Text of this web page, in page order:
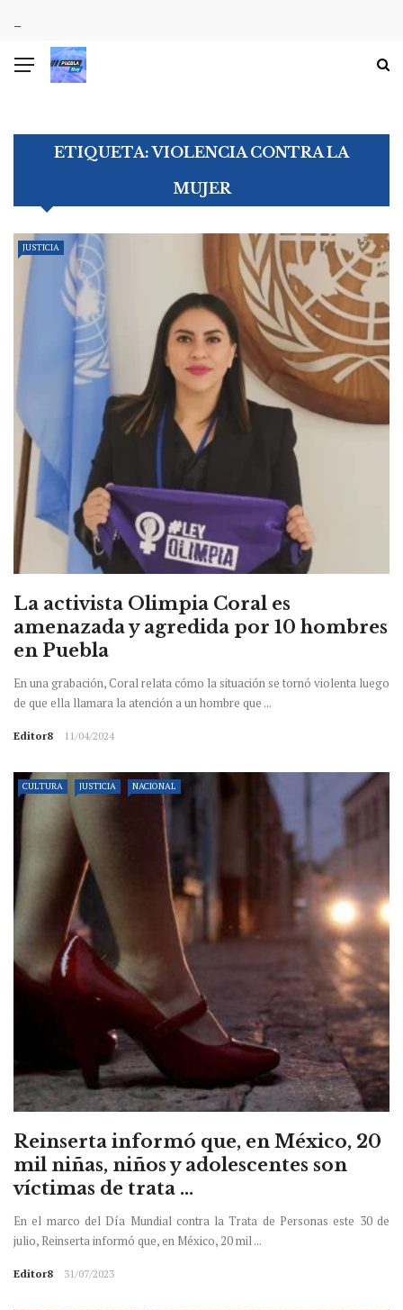
ETIQUETA:VIOLENCIA CONTRA LA
MUJER
JUSTICIA
La activista Olimpia Coral es
amenazada y agredida por 10 hombres
en Puebla
En una grabación, Coral relata cómo la situación se tornó violenta luego
de que ella llamara la atención a un hombre que ...
Editor8 11/04/2024
CULTURA JUSTICIA NACIONAL
Reinserta informó que, en México, 20
mil niñas, niños y adolescentes son
víctimas de trata ...
En el marco del Día Mundial contra la Trata de Personas este 30 de
julio, Reinserta informó que, en México, 20 mil ...
Editor8 31/07/2023